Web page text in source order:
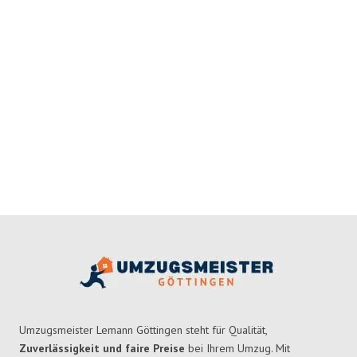
Umzugsmeister Lemann Göttingen steht für Qualität,
Zuverlässigkeit und faire Preise bei Ihrem Umzug. Mit